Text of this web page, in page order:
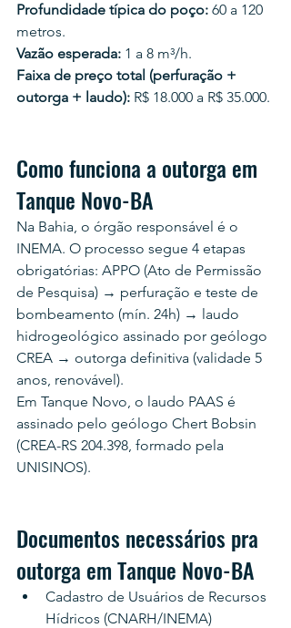
Profundidade típica do poço: 60 a 120
metros.
Vazão esperada: 1 a 8 m³/h.
Faixa de preço total (perfuração +
outorga + laudo): R$ 18.000 a R$ 35.000.
Como funciona a outorga em
Tanque Novo-BA
Na Bahia, o órgão responsável é o
INEMA. O processo segue 4 etapas
obrigatórias: APPO (Ato de Permissão
de Pesquisa) → perfuração e teste de
bombeamento (mín. 24h) → laudo
hidrogeológico assinado por geólogo
CREA → outorga definitiva (validade 5
anos, renovável).
Em Tanque Novo, o laudo PAAS é
assinado pelo geólogo Chert Bobsin
(CREA-RS 204.398, formado pela
UNISINOS).
Documentos necessários pra
outorga em Tanque Novo-BA
Cadastro de Usuários de Recursos
Hídricos (CNARH/INEMA)